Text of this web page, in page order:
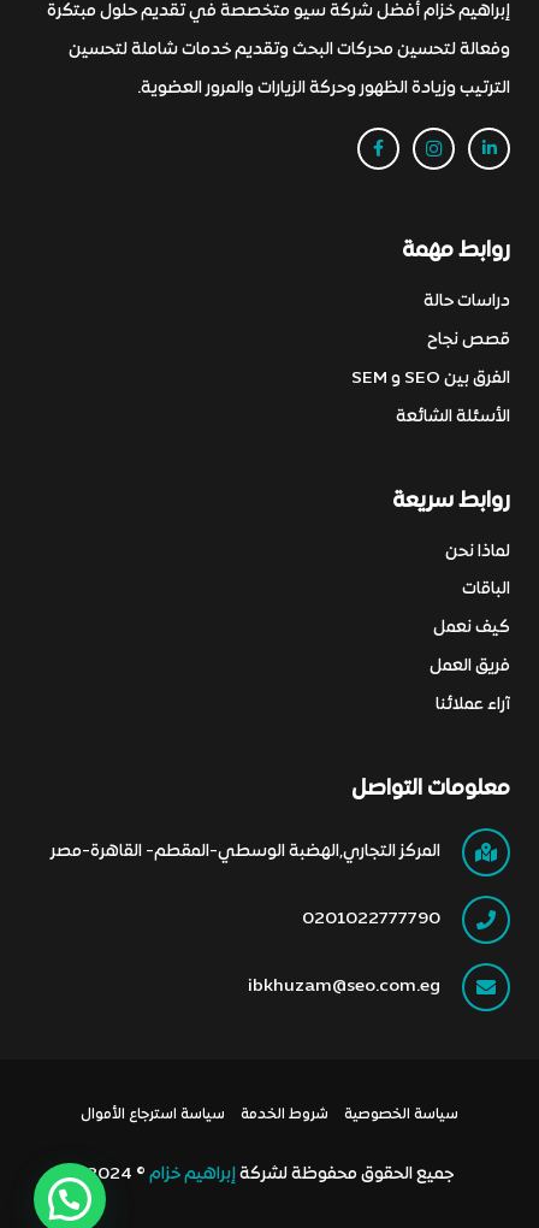
إبراهيم خزام أفضل شركة سيو متخصصة في تقديم حلول مبتكرة
وفعالة لتحسين محركات البحث وتقديم خدمات شاملة لتحسين
الترتيب وزيادة الظهور وحركة الزيارات والمرور العضوية.
روابط مهمة
دراسات حالة
قصص نجاح
الفرق بين SEO و SEM
الأسئلة الشائعة
روابط سريعة
لماذا نحن
الباقات
كيف نعمل
فريق العمل
آراء عملائنا
معلومات التواصل
المركز التجاري,الهضبة الوسطي-المقطم- القاهرة-مصر
0201022777790
ibkhuzam@seo.com.eg
سياسة الخصوصية شروط الخدمة سياسة استرجاع الأموال
جميع الحقوق محفوظة لشركة إبراهيم خزام © 2024